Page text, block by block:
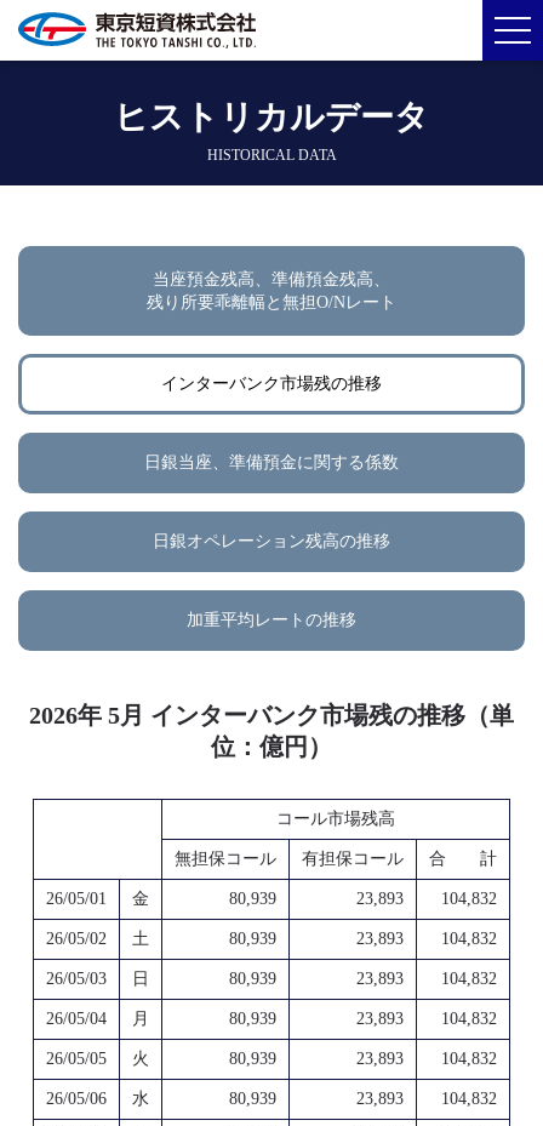
ヒストリカルデータ
HISTORICAL DATA
当座預金残高、準備預金残高、
残り所要乖離幅と無担O/Nレート
インターバンク市場残の推移
日銀当座、準備預金に関する係数
日銀オペレーション残高の推移
加重平均レートの推移
2026年 5月 インターバンク市場残の推移（単
位：億円）
コール市場残高
無担保コール 有担保コール 合 計
26/05/01 金 80,939 23,893 104,832
26/05/02 土 80,939 23,893 104,832
26/05/03 日 80,939 23,893 104,832
26/05/04 月 80,939 23,893 104,832
26/05/05 火 80,939 23,893 104,832
26/05/06 水 80,939 23,893 104,832